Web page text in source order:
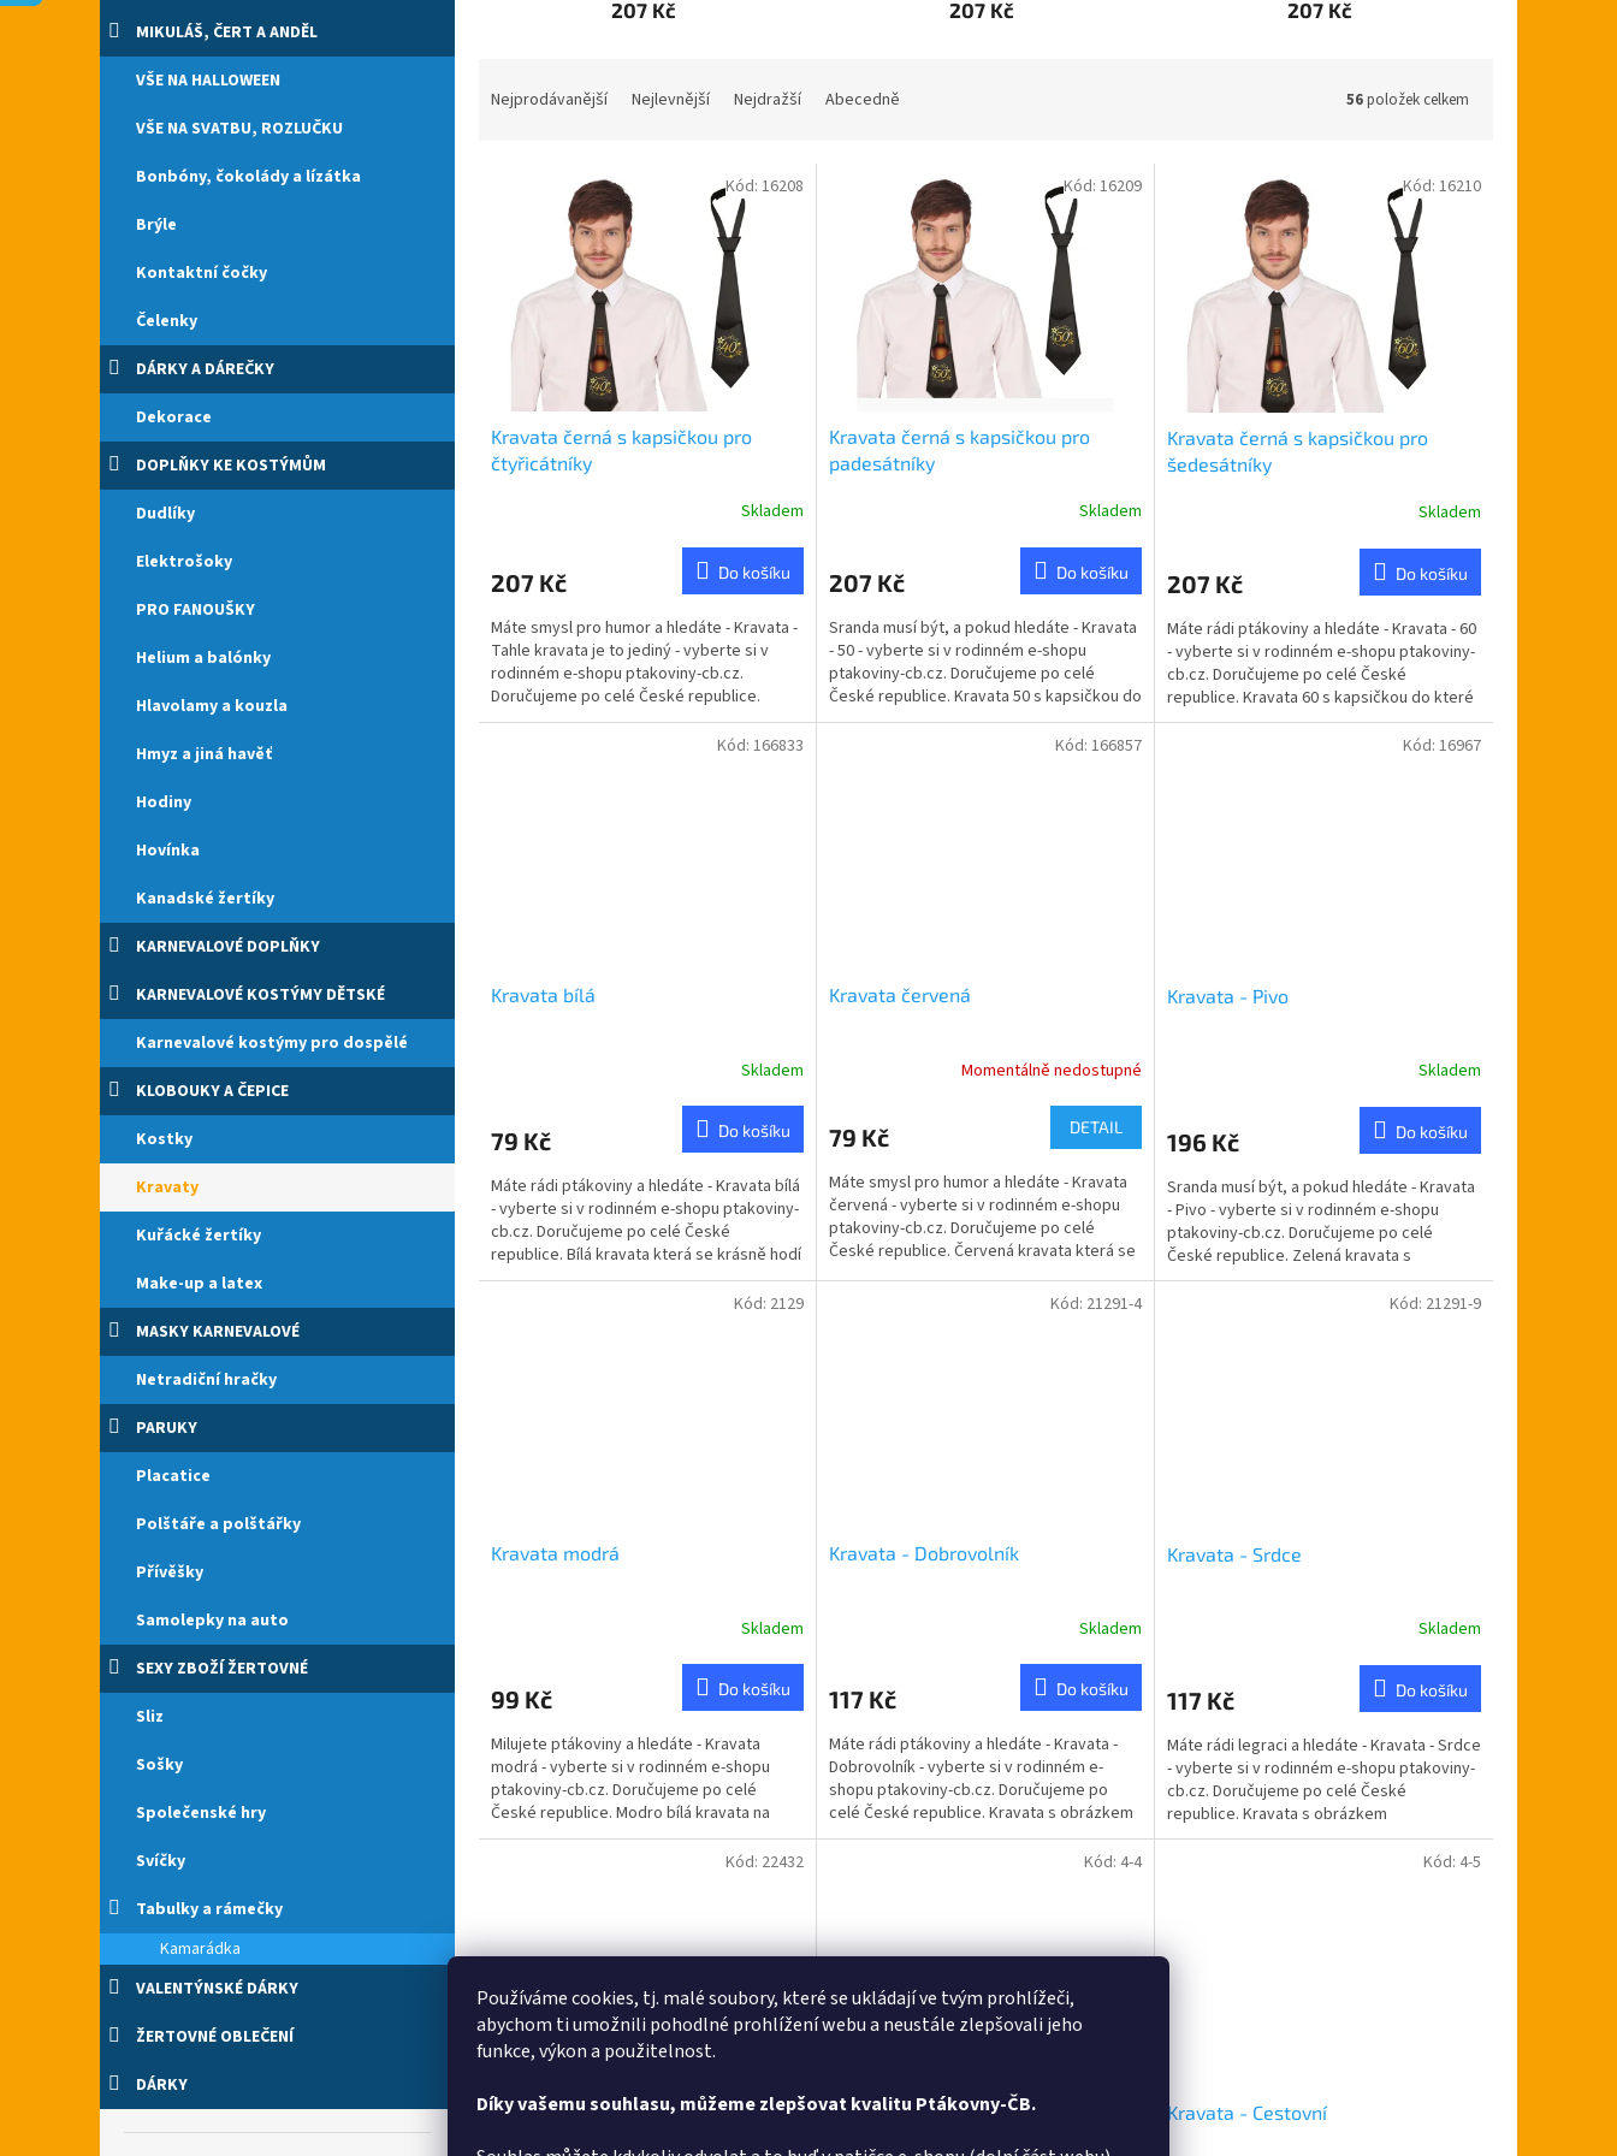
Používáme cookies, tj. malé soubory, které se ukládají ve tvým prohlížeči,
abychom ti umožnili pohodlné prohlížení webu a neustále zlepšovali jeho
funkce, výkon a použitelnost.
Díky vašemu souhlasu, můžeme zlepšovat kvalitu Ptákovny-ČB.
e
l
MIKULÁŠ, ČERT A ANDĚL
VŠE NA HALLOWEEN
VŠE NA SVATBU, ROZLUČKU
Bonbóny, čokolády a lízátka
Brýle
Kontaktní čočky
Čelenky
DÁRKY A DÁREČKY
Dekorace
DOPLŇKY KE KOSTÝMŮM
Dudlíky
Elektrošoky
PRO FANOUŠKY
Helium a balónky
Hlavolamy a kouzla
Hmyz a jiná havěť
Hodiny
Hovínka
Kanadské žertíky
KARNEVALOVÉ DOPLŇKY
KARNEVALOVÉ KOSTÝMY DĚTSKÉ
Karnevalové kostýmy pro dospělé
KLOBOUKY A ČEPICE
Kostky
Kravaty
Kuřácké žertíky
Make-up a latex
MASKY KARNEVALOVÉ
Netradiční hračky
PARUKY
Placatice
Polštáře a polštářky
Přívěšky
Samolepky na auto
SEXY ZBOŽÍ ŽERTOVNÉ
Sliz
Sošky
Společenské hry
Svíčky
Tabulky a rámečky
Kamarádka
VALENTÝNSKÉ DÁRKY
ŽERTOVNÉ OBLEČENÍ
DÁRKY
207 Kč
207 Kč
207 Kč
Nejprodávanější Nejlevnější Nejdražší Abecedně 56položek celkem
Kravata černá s kapsičkou pro
čtyřicátníky
Skladem
207 Kč Do košíku
Máte smysl pro humor a hledáte - Kravata -
Tahle kravata je to jediný - vyberte si v
rodinném e-shopu ptakoviny-cb.cz.
Doručujeme po celé České republice.
Kravata 40 s...
Kód: 16208
Kravata černá s kapsičkou pro
padesátníky
Skladem
207 Kč Do košíku
Sranda musí být, a pokud hledáte - Kravata
- 50 - vyberte si v rodinném e-shopu
ptakoviny-cb.cz. Doručujeme po celé
České republice. Kravata 50 s kapsičkou do
které lze dát...
Kód: 16209
Kravata černá s kapsičkou pro
šedesátníky
Skladem
207 Kč Do košíku
Máte rádi ptákoviny a hledáte - Kravata - 60
- vyberte si v rodinném e-shopu ptakoviny-
cb.cz. Doručujeme po celé České
republice. Kravata 60 s kapsičkou do které
lze dát...
Kód: 16210
Kravata bílá
Skladem
79 Kč Do košíku
Máte rádi ptákoviny a hledáte - Kravata bílá
- vyberte si v rodinném e-shopu ptakoviny-
cb.cz. Doručujeme po celé České
republice. Bílá kravata která se krásně hodí
ke kostýmu...
Kód: 166833
Kravata červená
Momentálně nedostupné
79 Kč DETAIL
Máte smysl pro humor a hledáte - Kravata
červená - vyberte si v rodinném e-shopu
ptakoviny-cb.cz. Doručujeme po celé
České republice. Červená kravata která se
krásně hodí ke...
Kód: 166857
Kravata - Pivo
Skladem
196 Kč Do košíku
Sranda musí být, a pokud hledáte - Kravata
- Pivo - vyberte si v rodinném e-shopu
ptakoviny-cb.cz. Doručujeme po celé
České republice. Zelená kravata s
obrázkem piva. Krásný...
Kód: 16967
Kravata modrá
Skladem
99 Kč Do košíku
Milujete ptákoviny a hledáte - Kravata
modrá - vyberte si v rodinném e-shopu
ptakoviny-cb.cz. Doručujeme po celé
České republice. Modro bílá kravata na
klauna.
Kód: 2129
Kravata - Dobrovolník
Skladem
117 Kč Do košíku
Máte rádi ptákoviny a hledáte - Kravata -
Dobrovolník - vyberte si v rodinném e-
shopu ptakoviny-cb.cz. Doručujeme po
celé České republice. Kravata s obrázkem
a nápisem.
Kód: 21291-4
Kravata - Srdce
Skladem
117 Kč Do košíku
Máte rádi legraci a hledáte - Kravata - Srdce
- vyberte si v rodinném e-shopu ptakoviny-
cb.cz. Doručujeme po celé České
republice. Kravata s obrázkem
Kód: 21291-9
Kravata velká pro padesátníky
Kód: 22432
Kravata - Jablko
Kód: 4-4
Kravata - Cestovní
Kód: 4-5